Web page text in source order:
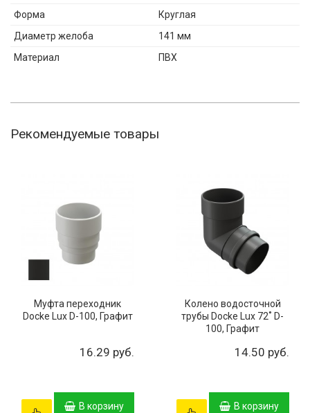
Форма
Круглая
Диаметр желоба
141 мм
Материал
ПВХ
Рекомендуемые товары
Муфта переходник
Docke Lux D-100, Графит
16.29 руб.
В корзину
Колено водосточной
трубы Docke Lux 72˚ D-
100, Графит
14.50 руб.
В корзину